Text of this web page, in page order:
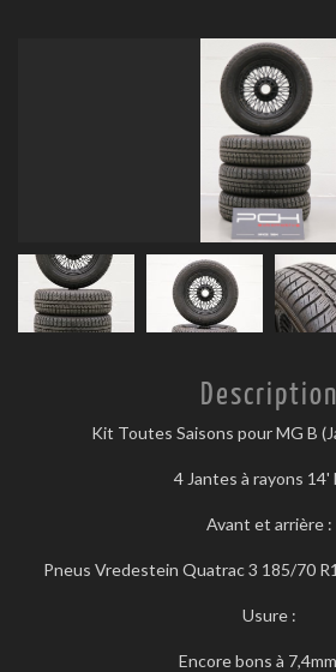
Description
Kit Toutes Saisons pour MG B
4 Jantes à rayons 14'
Avant et arrière :
Pneus Vredestein Quatrac 3 185/70
Usure :
Encore bons à